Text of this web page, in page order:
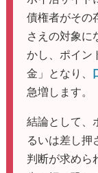
債権者がその
さえの対象に
かし、ポイン
金」となり、
急増します。
結論として、
るいは差し押
判断が求めら